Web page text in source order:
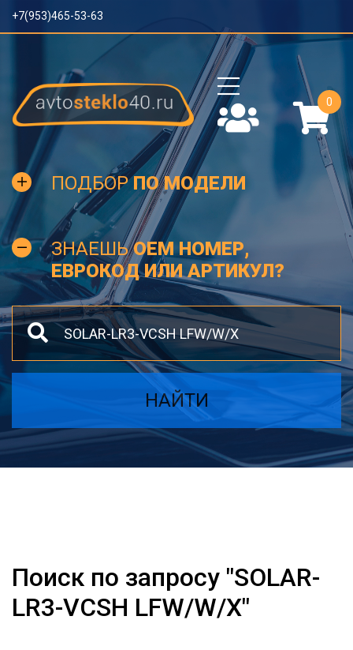
+7(953)465-53-63
0
ПОДБОРПО МОДЕЛИ
ЗНАЕШЬOEM НОМЕР,
ЕВРОКОД ИЛИ АРТИКУЛ?
НАЙТИ
Поиск по запросу "SOLAR-
LR3-VCSH LFW/W/X"